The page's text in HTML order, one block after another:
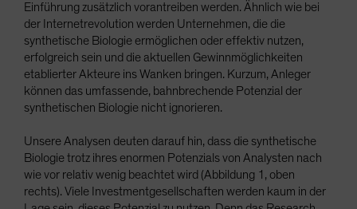
Einführung zusätzlich vorantreiben werden. Ähnlich wie bei
der Internetrevolution werden Unternehmen, die die
synthetische Biologie ermöglichen oder effektiv nutzen,
erfolgreich sein und die aktuellen Gewinnmöglichkeiten
etablierter Akteure ins Wanken bringen. Kurzum, Anleger
können das umfassende, bahnbrechende Potenzial der
synthetischen Biologie nicht ignorieren.
Unsere Analysen deuten darauf hin, dass die synthetische
Biologie trotz ihres enormen Potenzials von Analysten nach
wie vor relativ wenig beachtet wird (Abbildung 1, oben
rechts). Viele Investmentgesellschaften werden kaum in der